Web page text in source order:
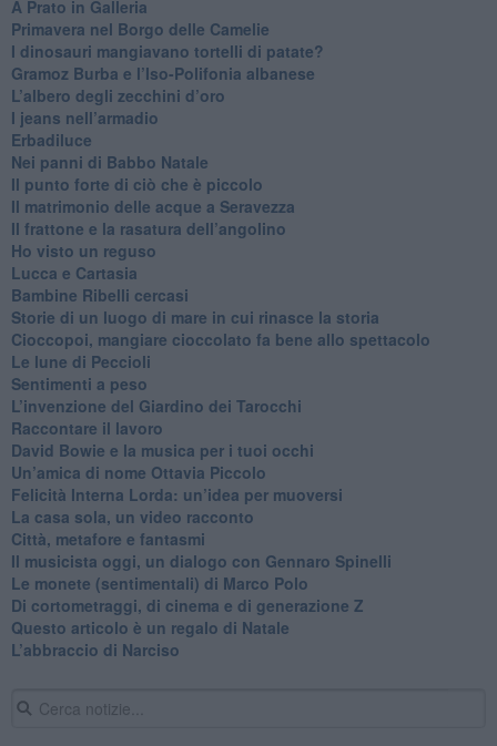
​A Prato in Galleria
​Primavera nel Borgo delle Camelie
I dinosauri mangiavano tortelli di patate?
​Gramoz Burba e l’Iso-Polifonia albanese
L’albero degli zecchini d’oro
​I jeans nell’armadio
Erbadiluce
Nei panni di Babbo Natale
​Il punto forte di ciò che è piccolo
​Il matrimonio delle acque a Seravezza
​Il frattone e la rasatura dell’angolino
​Ho visto un reguso
Lucca e Cartasia
Bambine Ribelli cercasi
Storie di un luogo di mare in cui rinasce la storia
Cioccopoi, mangiare cioccolato fa bene allo spettacolo
​Le lune di Peccioli
​Sentimenti a peso
​L’invenzione del Giardino dei Tarocchi
​Raccontare il lavoro
David Bowie e la musica per i tuoi occhi
Un’amica di nome Ottavia Piccolo
​Felicità Interna Lorda: un’idea per muoversi
​La casa sola, un video racconto
​Città, metafore e fantasmi
Il musicista oggi, un dialogo con Gennaro Spinelli
Le monete (sentimentali) di Marco Polo
​Di cortometraggi, di cinema e di generazione Z
​Questo articolo è un regalo di Natale
L’abbraccio di Narciso